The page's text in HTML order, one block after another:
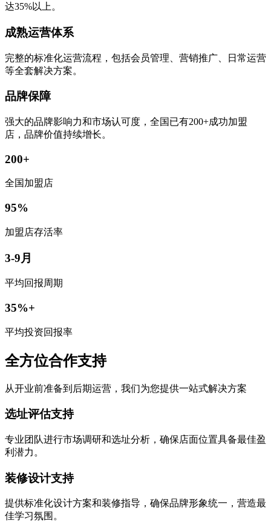
达35%以上。
成熟运营体系
完整的标准化运营流程，包括会员管理、营销推广、日常运营
等全套解决方案。
品牌保障
强大的品牌影响力和市场认可度，全国已有200+成功加盟
店，品牌价值持续增长。
200+
全国加盟店
95%
加盟店存活率
3-9月
平均回报周期
35%+
平均投资回报率
全方位合作支持
从开业前准备到后期运营，我们为您提供一站式解决方案
选址评估支持
专业团队进行市场调研和选址分析，确保店面位置具备最佳盈
利潜力。
装修设计支持
提供标准化设计方案和装修指导，确保品牌形象统一，营造最
佳学习氛围。